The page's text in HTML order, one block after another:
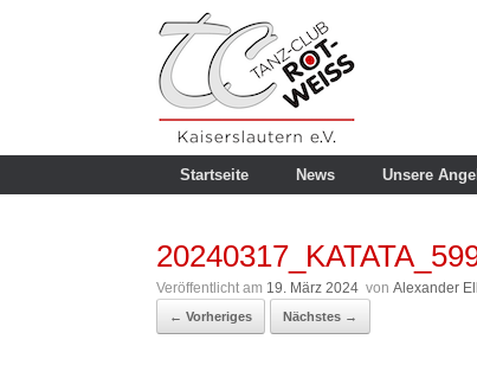
Startseite News Unsere
Veröffentlicht am 19. März 2024 von Alexander
← Vorheriges Nächstes →